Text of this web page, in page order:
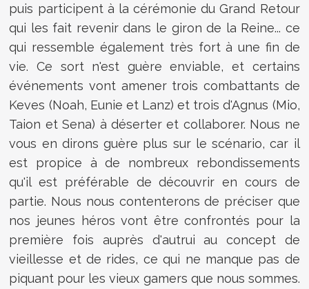
puis participent à la cérémonie du Grand Retour
qui les fait revenir dans le giron de la Reine... ce
qui ressemble également très fort à une fin de
vie. Ce sort n'est guère enviable, et certains
événements vont amener trois combattants de
Keves (Noah, Eunie et Lanz) et trois d'Agnus (Mio,
Taion et Sena) à déserter et collaborer. Nous ne
vous en dirons guère plus sur le scénario, car il
est propice à de nombreux rebondissements
qu'il est préférable de découvrir en cours de
partie. Nous nous contenterons de préciser que
nos jeunes héros vont être confrontés pour la
première fois auprès d'autrui au concept de
vieillesse et de rides, ce qui ne manque pas de
piquant pour les vieux gamers que nous sommes.